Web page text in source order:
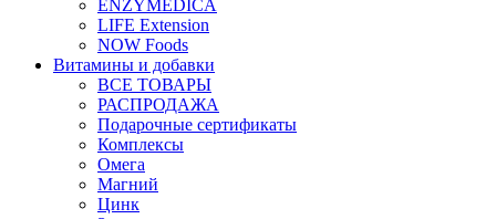
ENZYMEDICA
LIFE Extension
NOW Foods
Витамины и добавки
ВСЕ ТОВАРЫ
РАСПРОДАЖА
Подарочные сертификаты
Комплексы
Омега
Магний
Цинк